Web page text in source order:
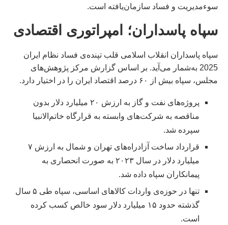
سوءمدیریت و فساد سازمان‌یافته است.
سپاه پاسداران؛ امپراتوری اقتصادی
سپاه پاسداران انقلاب اسلامی قلب تپنده‌ی فساد نظام ایران
2025 به‌شمار می‌آید. بر اساس گزارش مرکز پژوهش‌های
مجلس، سپاه بیش از ۶۰ درصد اقتصاد ایران را در اختیار دارد.
پروژه‌های نفت و گاز به ارزش ۲۰ میلیارد دلار بدون
مناقصه به شرکت‌های وابسته به قرارگاه خاتم‌الانبیا
سپرده شد.
قرارداد ساخت آزادراه‌های تهران و شمال به ارزش ۷
میلیارد دلار در سال ۲۰۲۳ به صورت انحصاری به
پیمانکاران سپاه داده شد.
تنها در حوزه‌ی واردات کالاهای اساسی، سپاه طی ۵ سال
گذشته حدود ۱۵ میلیارد دلار سود خالص کسب کرده
است.